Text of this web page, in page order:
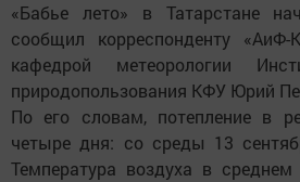
«Бабье лето» в Татарстане
сообщил корреспонденту «АиФ-
кафедрой метеорологии
природопользования КФУ Юрий
По его словам, потепление в
четыре дня: со среды 13
Температура воздуха в среднем